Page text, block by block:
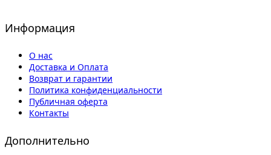
Информация
О нас
Доставка и Оплата
Возврат и гарантии
Политика конфиденциальности
Публичная оферта
Контакты
Дополнительно